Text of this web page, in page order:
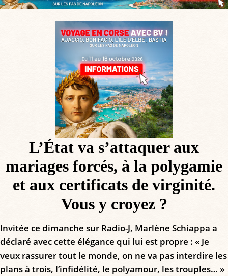
L’État va s’attaquer aux
mariages forcés, à la polygamie
et aux certificats de virginité.
Vous y croyez ?
Invitée ce dimanche sur Radio-J, Marlène Schiappa a
déclaré avec cette élégance qui lui est propre : « Je
veux rassurer tout le monde, on ne va pas interdire les
plans à trois, l’infidélité, le polyamour, les trouples… »